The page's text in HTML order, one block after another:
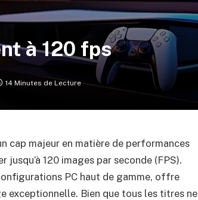
à 120 fps
14 Minutes de Lecture
cap majeur en matière de performances
120 images par seconde (FPS).
PC haut de gamme, offre
exceptionnelle. Bien que tous les titres ne